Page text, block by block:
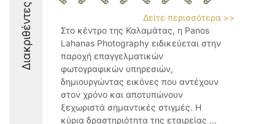
Διακριθέντες
Δείτε περισσότερα >>
Στο κέντρο της Καλαμάτας, η Panos
Lahanas Photography ειδικεύεται στην
παροχή επαγγελματικών
φωτογραφικών υπηρεσιών,
δημιουργώντας εικόνες που αντέχουν
στον χρόνο και αποτυπώνουν
ξεχωριστά σημαντικές στιγμές. Η
κύρια δραστηριότητα της εταιρείας ...